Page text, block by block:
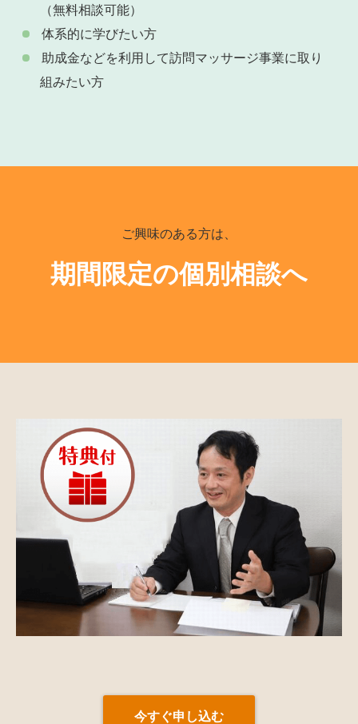
（無料相談可能）
体系的に学びたい方
助成金などを利用して訪問マッサージ事業に取り
組みたい方
ご興味のある方は、
期間限定の個別相談へ
今すぐ申し込む